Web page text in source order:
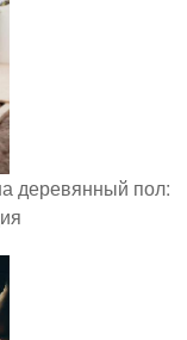
деревянный пол: